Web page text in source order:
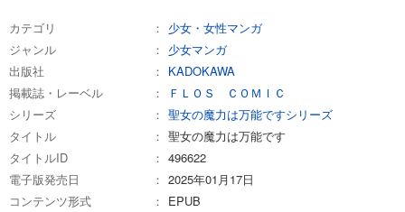
カテゴリ
少女・女性マンガ
ジャンル
少女マンガ
出版社
KADOKAWA
掲載誌・レーベル
ＦＬＯＳ ＣＯＭＩＣ
シリーズ
聖女の魔力は万能ですシリーズ
タイトル
聖女の魔力は万能です
タイトルID
496622
電子版発売日
2025年01月17日
コンテンツ形式
EPUB